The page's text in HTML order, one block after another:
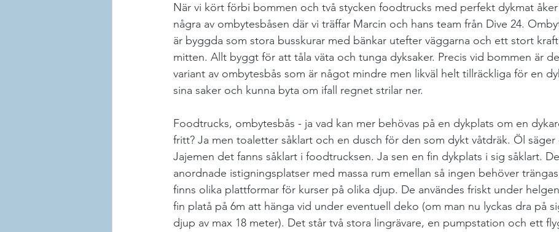
När vi kört förbi bommen och två stycken foodtrucks med perfekt dykmat åker
några av ombytesbåsen där vi träffar Marcin och hans team från Dive 24.
är byggda som stora busskurar med bänkar utefter väggarna och ett stort
mitten. Allt byggt för att tåla väta och tunga dyksaker. Precis vid bommen är
variant av ombytesbås som är något mindre men likväl helt tillräckliga för en
sina saker och kunna byta om ifall regnet strilar ner.
Foodtrucks, ombytesbås - ja vad kan mer behövas på en dykplats om en
fritt? Ja men toaletter såklart och en dusch för den som dykt våtdräk. Öl säger
Jajemen det fanns såklart i foodtrucksen. Ja sen en fin dykplats i sig såklart.
anordnade istigningsplatser med massa rum emellan så ingen behöver
finns olika plattformar för kurser på olika djup. De användes friskt under
fin platå på 6m att hänga vid under eventuell deko (om man nu lyckas dra på
djup av max 18 meter). Det står två stora lingrävare, en pumpstation och ett